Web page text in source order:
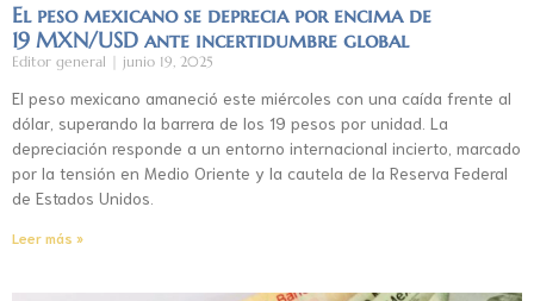
El peso mexicano se deprecia por encima de
19 MXN/USD ante incertidumbre global
Editor general junio 19, 2025
El peso mexicano amaneció este miércoles con una caída frente al
dólar, superando la barrera de los 19 pesos por unidad. La
depreciación responde a un entorno internacional incierto, marcado
por la tensión en Medio Oriente y la cautela de la Reserva Federal
de Estados Unidos.
Leer más »